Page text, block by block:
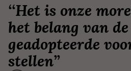
‘‘Het is onze
het belang van de
geadopteerde
stellen’’